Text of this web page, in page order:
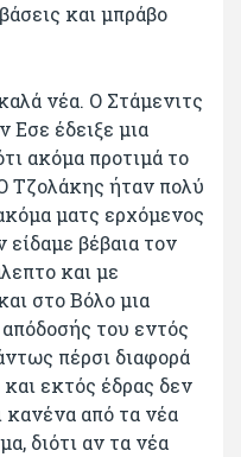
και μπράβο
νέα. Ο Στάμενιτς
Εσε έδειξε μια
ακόμα προτιμά το
Τζολάκης ήταν πολύ
ματς ερχόμενος
βέβαια τον
και με
στο Βόλο μια
του εντός
πέρσι διαφορά
εκτός έδρας δεν
κανένα από τα νέα
διότι αν τα νέα